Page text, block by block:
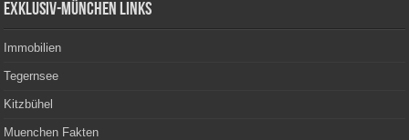
Exklusiv-München Links
Immobilien
Tegernsee
Kitzbühel
Muenchen Fakten